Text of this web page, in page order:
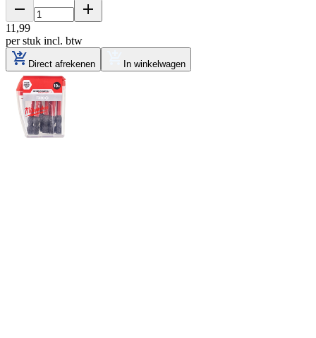
11 ,99
per stuk incl. btw
Direct afrekenen In winkelwagen